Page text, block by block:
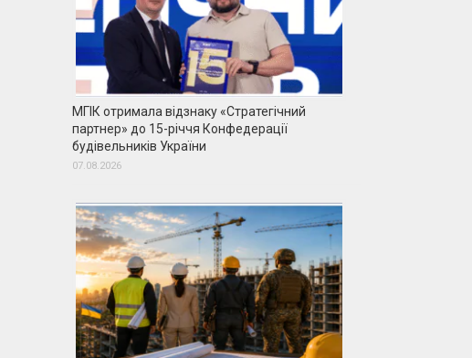
МГІК отримала відзнаку «Стратегічний
партнер» до 15-річчя Конфедерації
будівельників України
07.08.2026